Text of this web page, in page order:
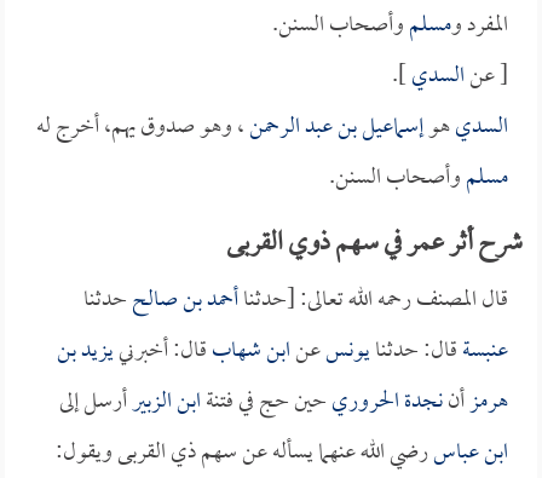
المفرد ومسلموأصحاب السنن.
[ عنالسدي].
السديهوإسماعيل بن عبد الرحمن، وهو صدوق يهم، أخرج له
مسلموأصحاب السنن.
شرح أثر عمر في سهم ذوي القربى
قال المصنف رحمه الله تعالى: [حدثناأحمد بن صالححدثنا
عنبسةقال: حدثنايونسعنابن شهابقال: أخبرنييزيد بن
هرمزأننجدة الحروريحين حج في فتنةابن الزبيرأرسل إلى
ابن عباسرضي الله عنهما يسأله عن سهم ذي القربى ويقول: